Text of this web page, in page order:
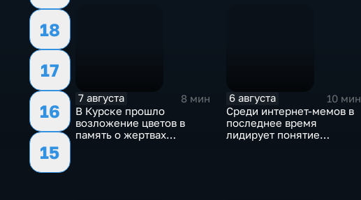
18
17
16
15
7 августа
8 мин
В Курске прошло
возложение цветов в
память о жертвах
6 августа
10 мин
Среди интернет-мемов в
последнее время
лидирует понятие